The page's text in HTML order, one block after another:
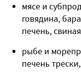
мясе и
говядина,
печень,
рыбе и
печень